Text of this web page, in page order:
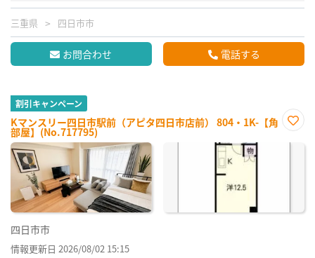
三重県 四日市市
お問合わせ 電話する
割引キャンペーン
Kマンスリー四日市駅前（アピタ四日市店前） 804・1K-【角
部屋】(No.717795)
に入
四日市市
情報更新日 2026/08/02 15:15